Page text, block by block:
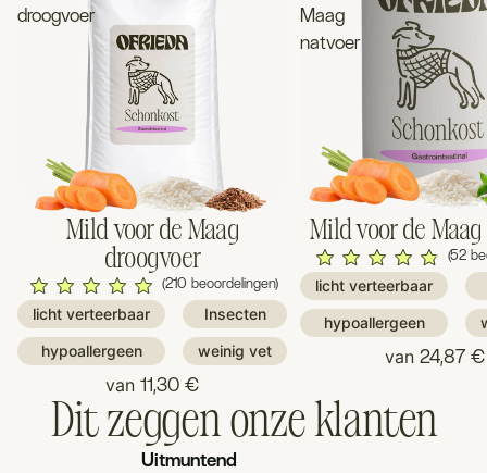
droogvoer
Mild voor de Maag
droogvoer
(210 beoordelingen)
licht verteerbaar
Insecten
hypoallergeen
weinig vet
van 11,30 €
Maag
natvoer
Mild voor de
(52
licht verteerbaar
hypoallergeen
van 24,87 €
Dit zeggen onze klanten
Uitmuntend